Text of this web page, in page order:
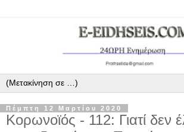
Πέμπτη 12 Μαρτίου 2020
Κορωνοϊός ‑ 112: Γιατί δεν